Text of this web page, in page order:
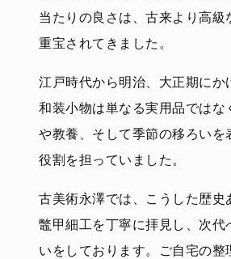
当たりの良さは、古来より高級
重宝されてきました。
江戸時代から明治、大正期にか
和装小物は単なる実用品ではな
や教養、そして季節の移ろいを
役割を担っていました。
古美術永澤では、こうした歴史
鼈甲細工を丁寧に拝見し、次代
いをしております。ご自宅の整